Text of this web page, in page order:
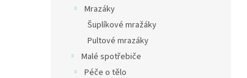
Mrazáky
Šuplíkové mražáky
Pultové mrazáky
Malé spotřebiče
Péče o tělo